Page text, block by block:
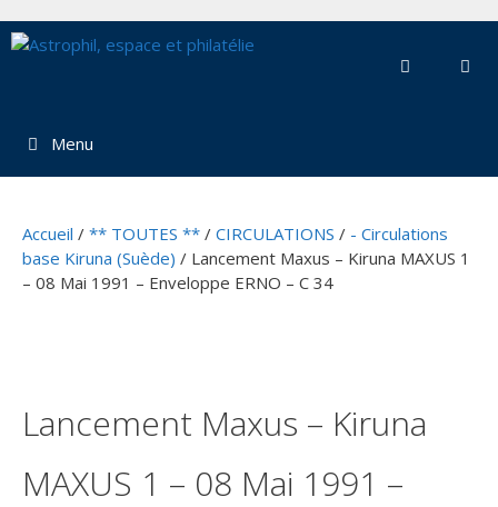
au
Menu
Accueil / ** TOUTES ** / CIRCULATIONS / - Circulations
base Kiruna (Suède) / Lancement Maxus – Kiruna MAXUS 1
– 08 Mai 1991 – Enveloppe ERNO – C 34
Lancement Maxus – Kiruna
MAXUS 1 – 08 Mai 1991 –